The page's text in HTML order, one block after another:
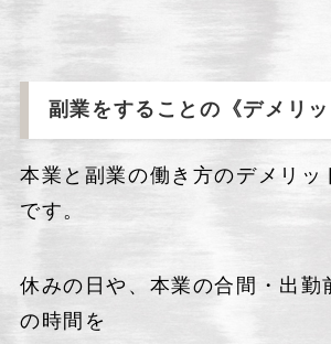
副業をすることの《デメリッ
本業と副業の働き方のデメリ
です。
休みの日や、本業の合間・出勤
の時間を